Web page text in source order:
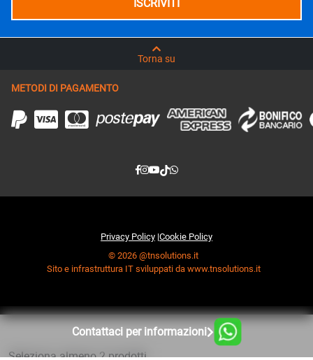
Torna su
METODI DI PAGAMENTO
Privacy Policy |Cookie Policy
© 2026 @tnsolutions.it
Sito e infrastruttura IT sviluppati da www.tnsolutions.it
Contattaci per informazioni
Seleziona almeno 2 prodotti